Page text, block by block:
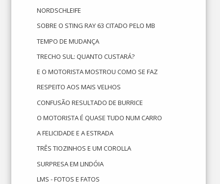
NORDSCHLEIFE
SOBRE O STING RAY 63 CITADO PELO MB
TEMPO DE MUDANÇA
TRECHO SUL: QUANTO CUSTARÁ?
E O MOTORISTA MOSTROU COMO SE FAZ
RESPEITO AOS MAIS VELHOS
CONFUSÃO RESULTADO DE BURRICE
O MOTORISTA É QUASE TUDO NUM CARRO
A FELICIDADE E A ESTRADA
TRÊS TIOZINHOS E UM COROLLA
SURPRESA EM LINDÓIA
LMS - FOTOS E FATOS